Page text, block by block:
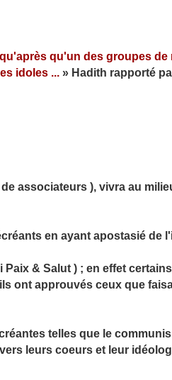
qu'un des groupes de
idoles ... » Hadith rapporté
associateurs ), vivra au
en ayant apostasié de
& Salut ) ; en effet certains
ont approuvés ceux que
telles que le
leurs coeurs et leur